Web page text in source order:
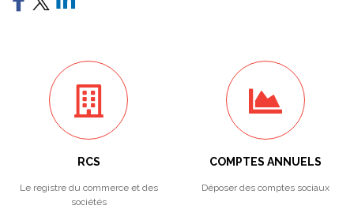
RCS
Le registre du commerce et des
sociétés
COMPTES ANNUELS
Déposer des comptes sociaux